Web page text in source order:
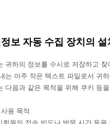
보 자동 수집 장치의
귀하의 정보를 수시로 저장하고
는 아주 작은 텍스트 파일로서 귀
다음과 같은 목적을 위해 쿠키 등
용 목적